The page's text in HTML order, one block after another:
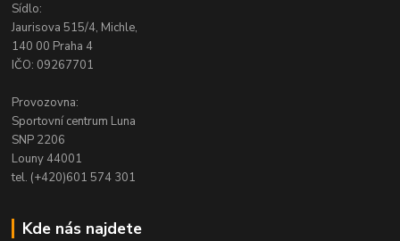
Sídlo:
Jaurisova 515/4, Michle,
140 00 Praha 4
IČO: 09267701
Provozovna:
Sportovní centrum Luna
SNP 2206
Louny 44001
tel. (+420)601 574 301
Kde nás najdete